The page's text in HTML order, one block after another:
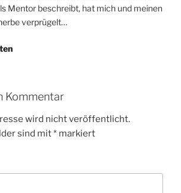
Mentor beschreibt, hat mich und meinen
verprügelt…
Kommentar
wird nicht veröffentlicht.
sind mit* markiert